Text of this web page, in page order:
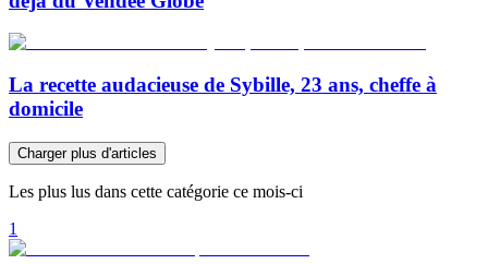
La recette audacieuse de Sybille, 23 ans, cheffe à
domicile
Charger plus d'articles
Les plus lus dans cette catégorie ce mois-ci
1